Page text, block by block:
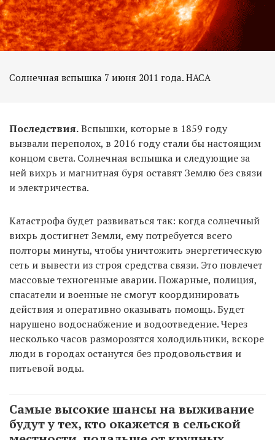
Солнечная вспышка 7 июня 2011 года. НАСА
Последствия.Вспышки, которые в 1859 году
вызвали переполох, в 2016 году стали бы настоящим
концом света. Солнечная вспышка и следующие за
ней вихрь и магнитная буря оставят Землю без связи
и электричества.
Катастрофа будет развиваться так: когда солнечный
вихрь достигнет Земли, ему потребуется всего
полторы минуты, чтобы уничтожить энергетическую
сеть и вывести из строя средства связи. Это повлечет
массовые техногенные аварии. Пожарные, полиция,
спасатели и военные не смогут координировать
действия и оперативно оказывать помощь. Будет
нарушено водоснабжение и водоотведение. Через
несколько часов разморозятся холодильники, вскоре
люди в городах останутся без продовольствия и
питьевой воды.
Самые высокие шансы на выживание
будут у тех, кто окажется в сельской